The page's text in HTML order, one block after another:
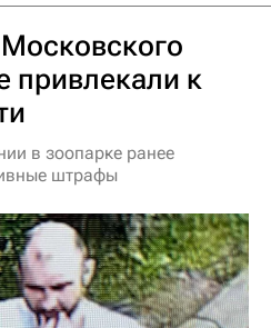
привлекали к
в зоопарке ранее
штрафы